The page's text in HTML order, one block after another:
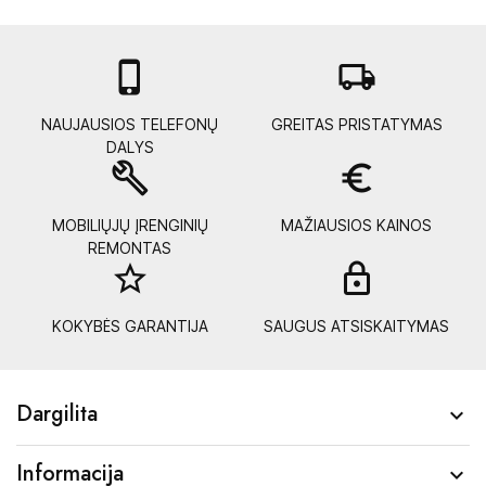

NAUJAUSIOS TELEFONŲ
DALYS
local_shipping
GREITAS PRISTATYMAS
build
MOBILIŲJŲ ĮRENGINIŲ
REMONTAS
euro_symbol
MAŽIAUSIOS KAINOS
star_border
KOKYBĖS GARANTIJA SAUGUS ATSISKAITYMAS
Dargilita 
Informacija 